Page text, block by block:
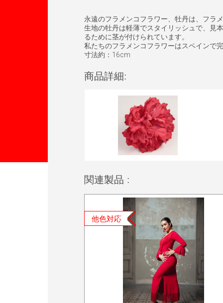
永遠のフラメンコフラワー、牡丹は、フラ
生地の牡丹は軽薄でスタイリッシュで、見
るために茎が付けられています。
私たちのフラメンコフラワーはスペインで
寸法約：16cm
商品詳細:
関連製品 :
他色対応